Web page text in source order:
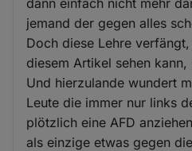
jemand der gegen alles
Doch diese Lehre
diesem Artikel sehen
Und hierzulande wundert
Leute die immer nur links
plötzlich eine AFD
als einzige etwas gegen